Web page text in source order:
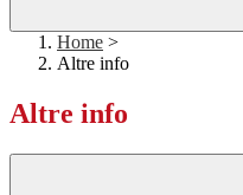
Home >
Altre info
Altre info